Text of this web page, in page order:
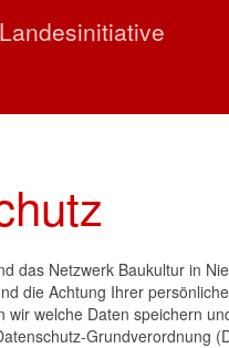
das Netzwerk Baukultur in
die Achtung Ihrer
wir welche Daten speichern
Grundverordnung